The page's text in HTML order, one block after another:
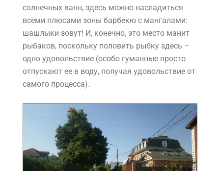
солнечных ванн, здесь можно насладиться
всеми плюсами зоны барбекю с мангалами:
шашлыки зовут! И, конечно, это место манит
рыбаков, поскольку половить рыбку здесь –
одно удовольствие (особо гуманные просто
отпускают ее в воду, получая удовольствие от
самого процесса).